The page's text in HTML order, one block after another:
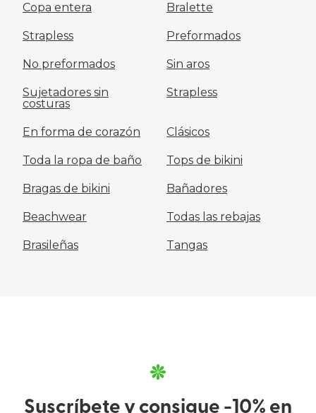
Copa entera Bralette
Strapless Preformados
No preformados Sin aros
Sujetadores sin
costuras
Strapless
En forma de corazón Clásicos
Toda la ropa de baño Tops de bikini
Bragas de bikini Bañadores
Beachwear Todas las rebajas
Brasileñas Tangas
Suscríbete y consigue -10% en